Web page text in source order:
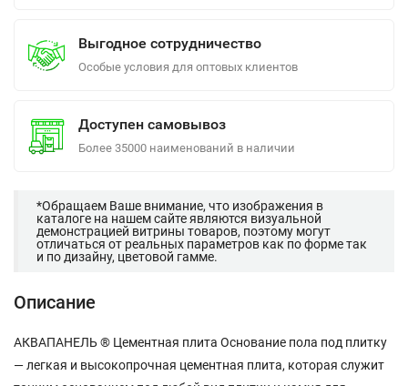
Выгодное сотрудничество
Особые условия для оптовых клиентов
Доступен самовывоз
Более 35000 наименований в наличии
*Обращаем Ваше внимание, что изображения в
каталоге на нашем сайте являются визуальной
демонстрацией витрины товаров, поэтому могут
отличаться от реальных параметров как по форме так
и по дизайну, цветовой гамме.
Описание
АКВАПАНЕЛЬ ® Цементная плита Основание пола под плитку
— легкая и высокопрочная цементная плита, которая служит